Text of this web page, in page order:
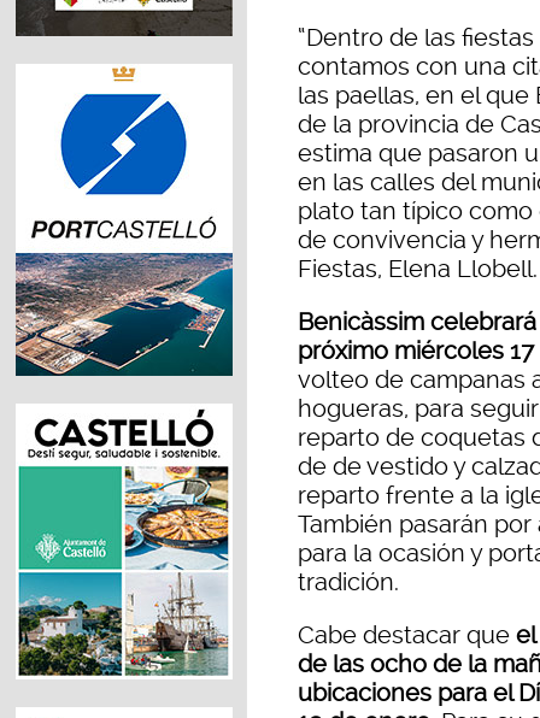
“Dentro de las
contamos con una
las paellas, en el
de la provincia de
estima que pasaron
en las calles del
plato tan típico como
de convivencia y
Fiestas, Elena Llobell.
Benicàssim
próximo miércoles
volteo de campanas
hogueras, para
reparto de coquetas
de de vestido y
reparto frente a la
También pasarán
para la ocasión y
tradición.
Cabe destacar que
de las ocho de la
ubicaciones para el